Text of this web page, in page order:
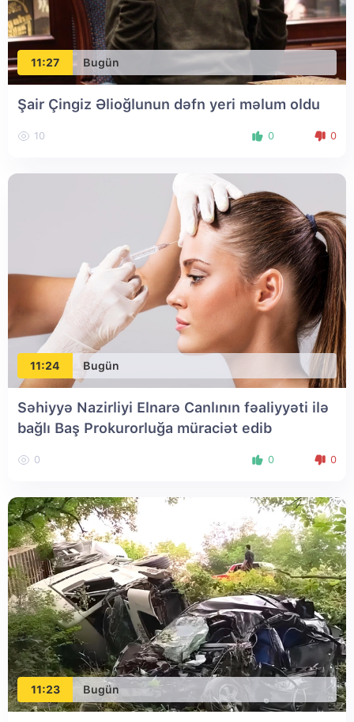
11:27 Bugün
Şair Çingiz Əlioğlunun dəfn yeri məlum oldu
10 0 0
11:24 Bugün
Səhiyyə Nazirliyi Elnarə Canlının fəaliyyəti ilə
bağlı Baş Prokurorluğa müraciət edib
0 0 0
11:23 Bugün